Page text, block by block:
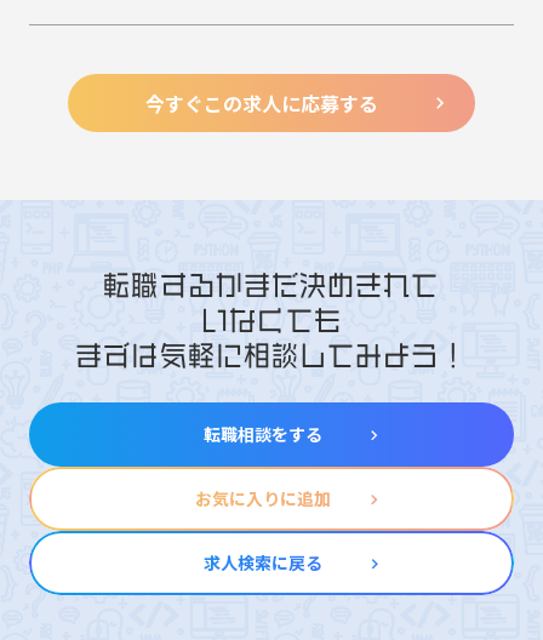
今すぐこの求人に応募する
転職するかまだ決めきれて
いなくても
まずは気軽に相談してみよう！
転職相談をする
お気に入りに追加
求人検索に戻る